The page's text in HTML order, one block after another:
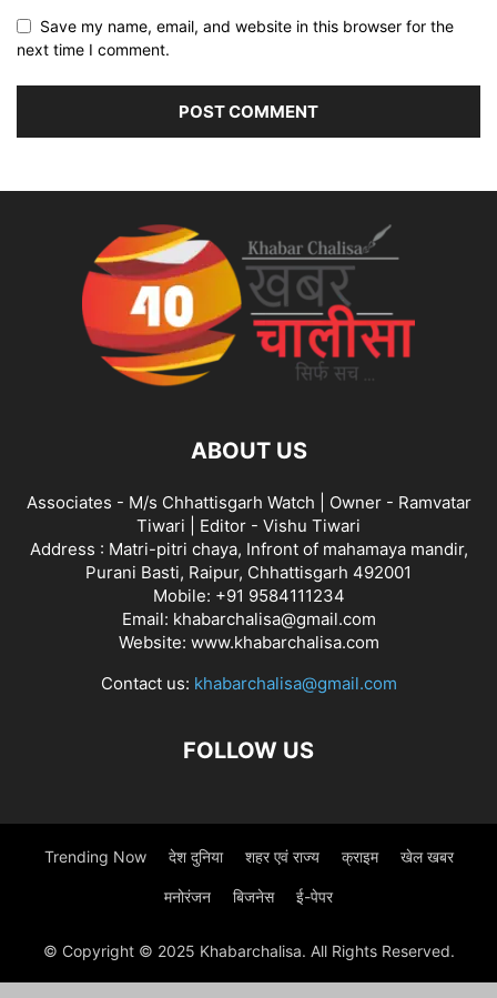
Save my name, email, and website in this browser for the
next time I comment.
ABOUT US
Associates - M/s Chhattisgarh Watch | Owner - Ramvatar
Tiwari | Editor - Vishu Tiwari
Address : Matri-pitri chaya, Infront of mahamaya mandir,
Purani Basti, Raipur, Chhattisgarh 492001
Mobile: +91 9584111234
Email: khabarchalisa@gmail.com
Website: www.khabarchalisa.com
Contact us: khabarchalisa@gmail.com
FOLLOW US
Trending Now देश दुनिया शहर एवं राज्य क्राइम खेल खबर
मनोरंजन बिजनेस ई-पेपर
© Copyright © 2025 Khabarchalisa. All Rights Reserved.